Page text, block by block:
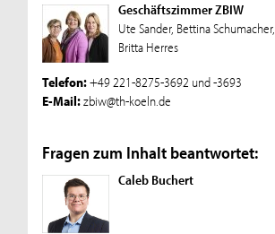
Geschäftszimmer ZBIW
Ute Sander, Bettina Schumacher,
Britta Herres
Telefon:+49 221-8275-3692 und -3693
E-Mail:zbiw@th-koeln.de
Fragen zum Inhalt beantwortet:
Caleb Buchert